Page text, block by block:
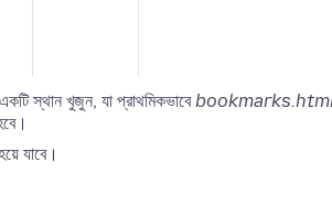
স্থান খুজুন, যা প্রাথমিকভাবে
যাবে।